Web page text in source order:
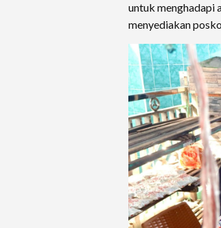
untuk menghadapi
menyediakan